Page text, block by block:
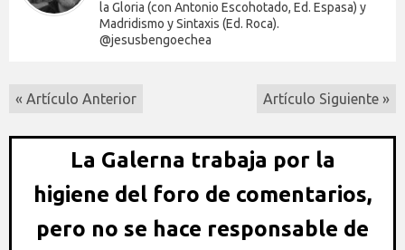
la Gloria (con Antonio Escohotado, Ed. Espasa) y
Madridismo y Sintaxis (Ed. Roca).
@jesusbengoechea
« Artículo Anterior Artículo Siguiente »
La Galerna trabaja por la
higiene del foro de comentarios,
pero no se hace responsable de